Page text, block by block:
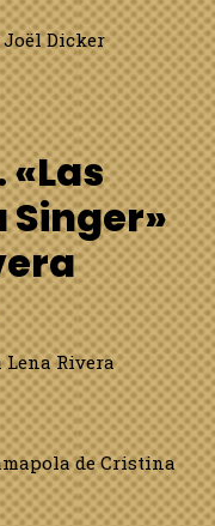
Dicker
Singer»
Lena Rivera